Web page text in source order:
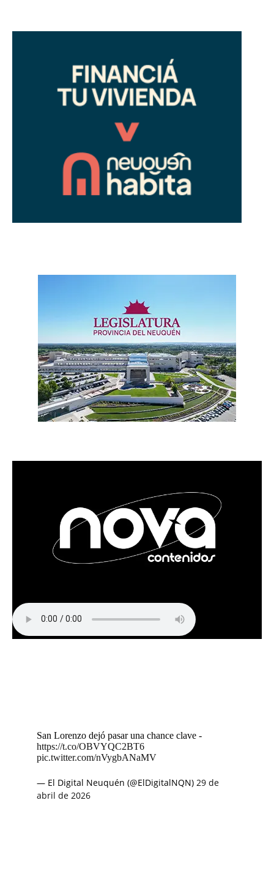
San Lorenzo dejó pasar una chance clave -
https://t.co/OBVYQC2BT6
pic.twitter.com/nVygbANaMV
— El Digital Neuquén (@ElDigitalNQN) 29 de
abril de 2026